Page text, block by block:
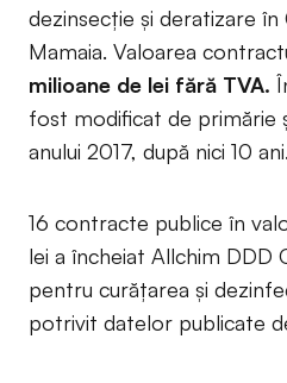
dezinsecție și deratizare
Mamaia. Valoarea
milioane de lei fără TVA.
fost modificat de primărie
anului 2017, după nici 10 ani.
16 contracte publice în
lei a încheiat Allchim DDD
pentru curățarea și
potrivit datelor publicate